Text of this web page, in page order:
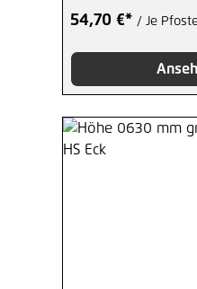
54,70 €* / Je